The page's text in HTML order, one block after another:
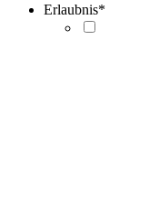
Erlaubnis*